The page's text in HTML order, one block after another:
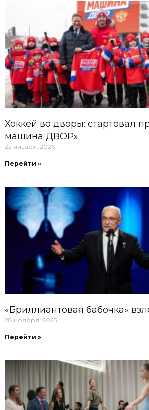
Хоккей во дворы: стартовал
машина ДВОР»
22 января, 2026
Перейти »
«Бриллиантовая бабочка»
28 ноября, 2025
Перейти »